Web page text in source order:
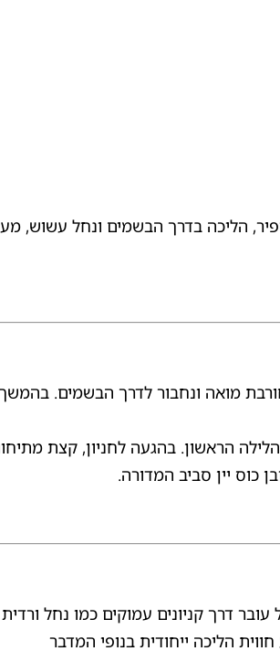
ל- 3 ימים מלאים שמתחילים מצופר / ספיר, הליכה בדרך הבשמים ונחל
מואה ונחבור לדרך הבשמים.
הראשון. בהגעה לחניון, קצת
כוס יין סביב המדורה.
עובר דרך קניונים עמוקים כמו נחל
הליכה ייחודית בנופי המדבר